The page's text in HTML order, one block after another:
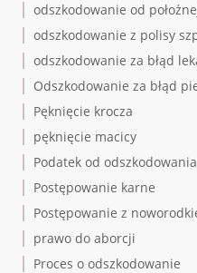
odszkodowanie od
odszkodowanie z polisy
odszkodowanie za błąd
Odszkodowanie za błąd
Pęknięcie krocza
pęknięcie macicy
Podatek od odszkodowania
Postępowanie karne
Postępowanie z
prawo do aborcji
Proces o odszkodowanie